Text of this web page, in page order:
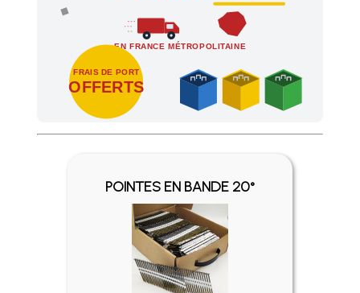
EN FRANCE MÉTROPOLITAINE
FRAIS DE PORT
OFFERTS
Profitez des Frais de port offerts en France
POINTES EN BANDE 20°